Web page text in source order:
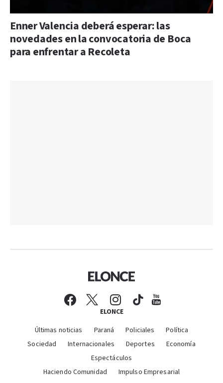
Enner Valencia deberá esperar: las
novedades en la convocatoria de Boca
para enfrentar a Recoleta
ELONCE
Últimas noticias Paraná Policiales
Política
Sociedad
Internacionales Deportes
Economía
Espectáculos
Haciendo Comunidad
Impulso Empresarial